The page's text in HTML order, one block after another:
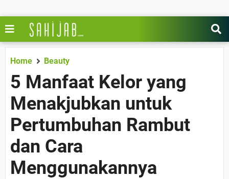
Home Beauty
5 Manfaat Kelor yang
Menakjubkan untuk
Pertumbuhan Rambut
dan Cara
Menggunakannya